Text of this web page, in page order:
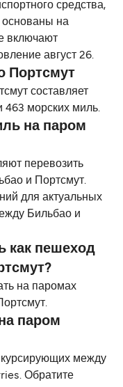
средства,
на
включают
август 26.
Портсмут
составляет
463 морских миль.
на паром
перевозить
и Портсмут.
для актуальных
Бильбао и
как пешеход
на паромах
паром
между
Обратите